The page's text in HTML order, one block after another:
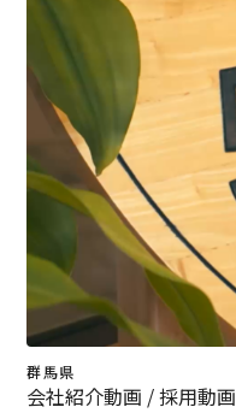
群馬県
会社紹介動画 / 採用動画